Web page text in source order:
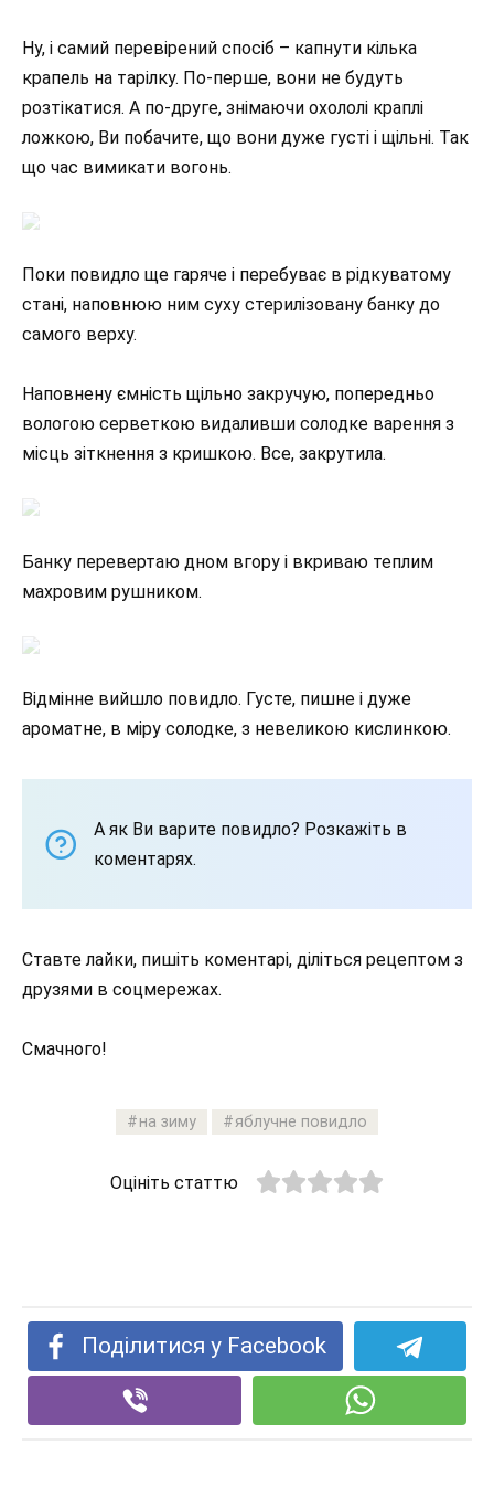
Ну, і самий перевірений спосіб – капнути кілька
крапель на тарілку. По-перше, вони не будуть
розтікатися. А по-друге, знімаючи охололі краплі
ложкою, Ви побачите, що вони дуже густі і щільні. Так
що час вимикати вогонь.
Поки повидло ще гаряче і перебуває в рідкуватому
стані, наповнюю ним суху стерилізовану банку до
самого верху.
Наповнену ємність щільно закручую, попередньо
вологою серветкою видаливши солодке варення з
місць зіткнення з кришкою. Все, закрутила.
Банку перевертаю дном вгору і вкриваю теплим
махровим рушником.
Відмінне вийшло повидло. Густе, пишне і дуже
ароматне, в міру солодке, з невеликою кислинкою.
А як Ви варите повидло? Розкажіть в
коментарях.
Ставте лайки, пишіть коментарі, діліться рецептом з
друзями в соцмережах.
Смачного!
на зиму яблучне повидло
Оцініть статтю
Поділитися у Facebook